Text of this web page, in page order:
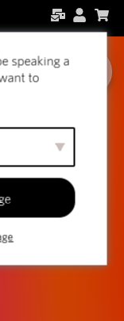
speaking a
to